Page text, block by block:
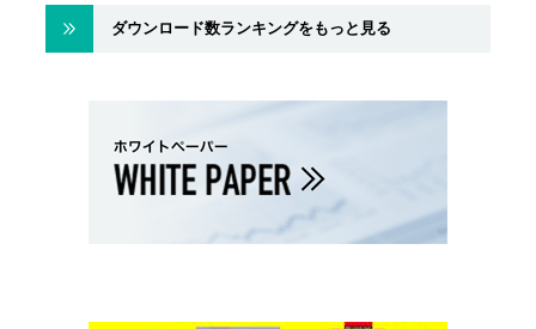
ダウンロード数ランキングをもっと見る